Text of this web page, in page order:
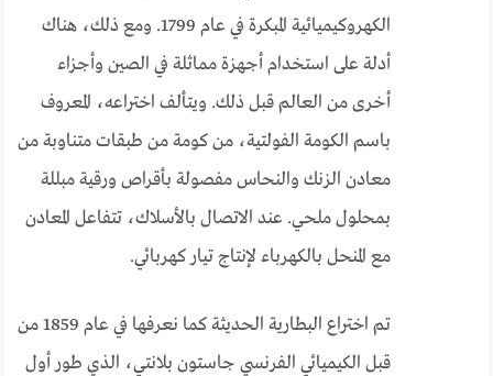
الكهروكيميائية المبكرة في عام 1799. ومع ذلك، هناك
أدلة على استخدام أجهزة مماثلة في الصين وأجزاء
أخرى من العالم قبل ذلك. ويتألف اختراعه، المعروف
باسم الكومة الفولتية، من كومة من طبقات متناوبة من
معادن الزنك والنحاس مفصولة بأقراص ورقية مبللة
بمحلول ملحي. عند الاتصال بالأسلاك، تتفاعل المعادن
مع المنحل بالكهرباء لإنتاج تيار كهربائي.
تم اختراع البطارية الحديثة كما نعرفها في عام 1859 من
قبل الكيميائي الفرنسي جاستون بلانتي، الذي طور أول